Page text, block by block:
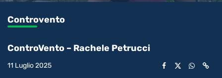
Controvento
ControVento – Rachele Petrucci
11 Luglio 2025